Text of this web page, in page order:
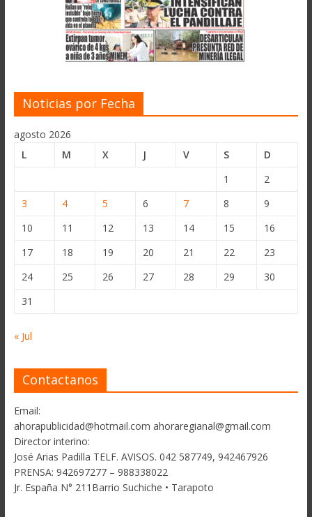
Noticias por Fecha
agosto 2026
L
M X J V S
D
1
2
3
4 5 6 7 8
9
10
11 12 13 14 15
16
17
18 19 20 21 22
23
24
25 26 27 28 29
30
31
« Jul
Contactanos
Email:
ahorapublicidad@hotmail.com ahoraregianal@gmail.com
Director interino:
José Arias Padilla TELF. AVISOS. 042 587749, 942467926
PRENSA: 942697277 – 988338022
Jr. España N° 211Barrio Suchiche • Tarapoto